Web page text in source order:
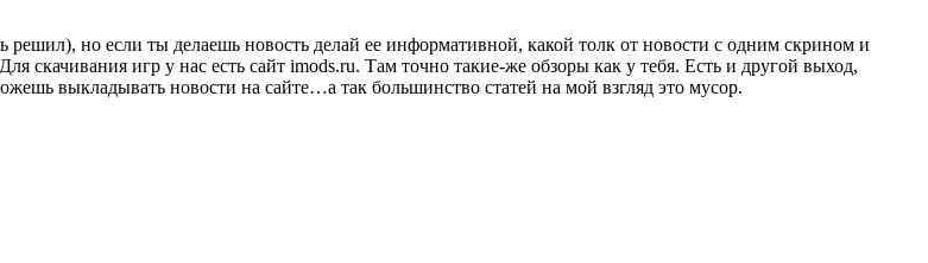
решил), но если ты делаешь новость делай ее информативной, какой толк от новости с одним скрином и
игр у нас есть сайт imods.ru. Там точно такие-же обзоры как у тебя. Есть и другой выход,
выкладывать новости на сайте…а так большинство статей на мой взгляд это мусор.